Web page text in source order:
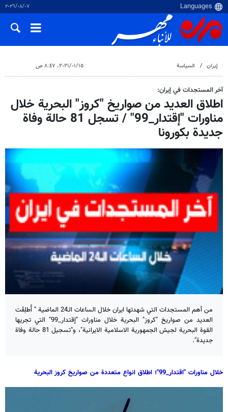
٠٧‏/٠٨‏/٢٠٢٦
إيران السياسة ١٥‏/٠١‏/٢٠٢١، ٨:٤٧ ص
آخر المستجدات في إيران:
اطلاق العديد من صواريخ "كروز" البحرية خلال
مناورات "إقتدار_99" / تسجل 81 حالة وفاة
جدیدة بکورونا
من أهم المستجدات التي شهدتها ايران خلال الساعات الـ24 الماضية " أُطلِقَت
العديد من صواريخ "كروز" البحرية خلال مناورات "إقتدار_99" التي تجريها
القوة البحرية لجيش الجمهورية الاسلامية الايرانية"، و"تسجيل 81 حالة وفاة
جديدة".
خلال مناورات "اقتدار_99"؛ اطلاق انواع متعددة من صواريخ كروز البحرية